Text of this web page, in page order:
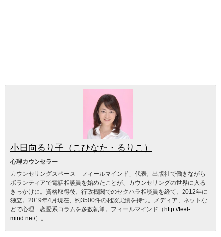
小日向るり子（こひなた・るりこ）
心理カウンセラー
カウンセリングスペース「フィールマインド」代表。出版社で働きながら
ボランティアで電話相談員を始めたことが、カウンセリングの世界に入る
きっかけに。資格取得後、行政機関でのセクハラ相談員を経て、2012年に
独立。2019年4月現在、約3500件の相談実績を持つ。メディア、ネットな
どで心理・恋愛系コラムを多数執筆。フィールマインド（ http://feel-
mind.net/）。